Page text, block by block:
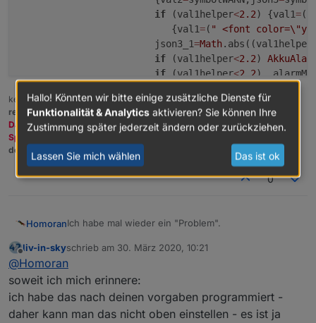
if (val1helper<2.2) {val1=(
                           {val1
=( " <font color=\"
                        json3_1
=Math .abs((val1helper
if (val1helper<2.2)
if (val1helper<2.2
kein Support per PN! - Fragen im Forum stellen -Benutzt das Voting
rechts unten im Beitrag wenn er euch geholfen hat.
Das Forum freut sich über eine Spende. Benutzt dazu den
Spendenbutton oben rechts. Danke!
der Installationsfixer: curl -fsL https://iobroker.net/fix.sh | bash -
0
HomoranIch habe mal wieder ein "Problem".
inzwischen habe ich es geschafft in einem HM-
Wandthermostat, der die Spannung in V anzeigt, die
Batterie komplett leer zu bekommen.
Offline
liv-in-skyschrieb am 30. März 2020, 10:21
zuletzt editiert von
@Homoran
soweit ich mich erinnere:
ich habe das nach deinen vorgaben programmiert -
daher kann man das nicht oben einstellen - es ist ja
Hallo! Könnten wir bitte einige zusätzliche Dienste für
Funktionalität & Analytics aktivieren? Sie können Ihre
Zustimmung später jederzeit ändern oder zurückziehen.
Lassen Sie mich wählen Das ist ok